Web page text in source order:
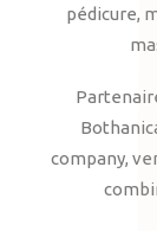
pédicure,
company,